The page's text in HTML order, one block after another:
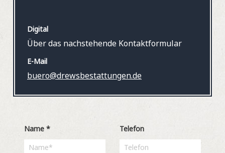
Digital
Über das nachstehende Kontaktformular
E-Mail
buero@drewsbestattungen.de
Name * Telefon